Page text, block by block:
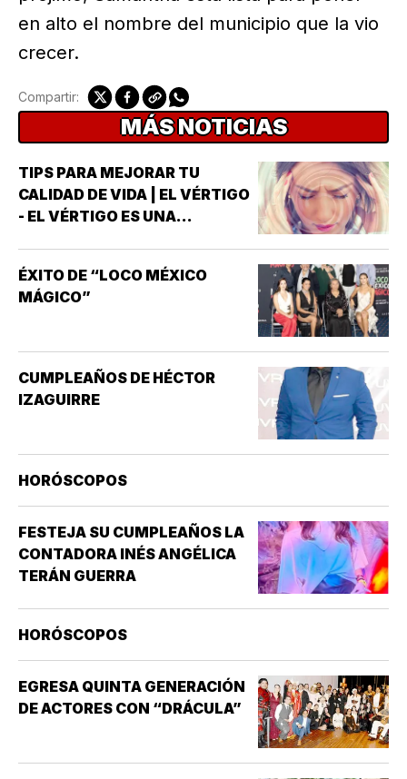
en alto el nombre del municipio que la vio
crecer.
Compartir:
MÁS NOTICIAS
TIPS PARA MEJORAR TU
CALIDAD DE VIDA | EL VÉRTIGO
- EL VÉRTIGO ES UNA
MISMO O EL ENTORNO ESTÁN
GIRANDO O MOVIÉNDOSE *NO
SENSACIONES DE
ATURDIMIENTO…
ÉXITO DE “LOCO MÉXICO
MÁGICO”
CUMPLEAÑOS DE HÉCTOR
IZAGUIRRE
HORÓSCOPOS
FESTEJA SU CUMPLEAÑOS LA
CONTADORA INÉS ANGÉLICA
TERÁN GUERRA
HORÓSCOPOS
EGRESA QUINTA GENERACIÓN
DE ACTORES CON “DRÁCULA”